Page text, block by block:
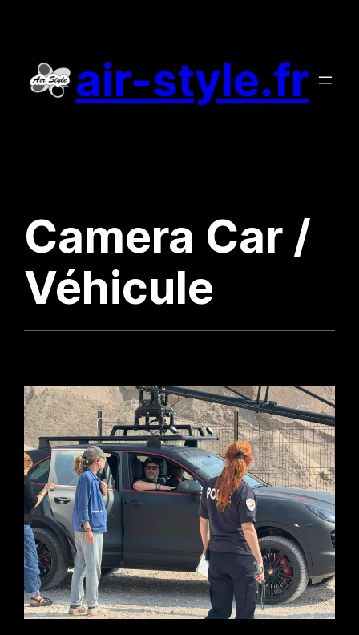
contenu
air-style.fr
Camera Car /
Véhicule